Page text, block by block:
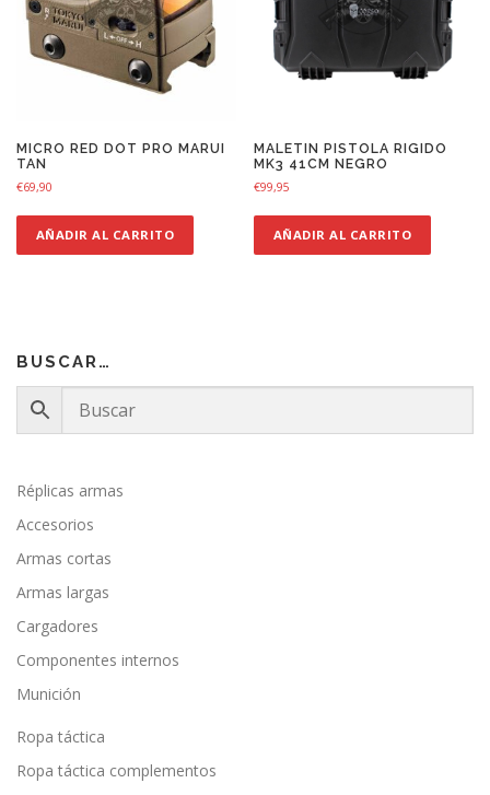
MICRO RED DOT PRO MARUI
TAN
€69,90
AÑADIR AL CARRITO
MALETIN PISTOLA RIGIDO
MK3 41CM NEGRO
€99,95
AÑADIR AL CARRITO
BUSCAR…
Réplicas armas
Accesorios
Armas cortas
Armas largas
Cargadores
Componentes internos
Munición
Ropa táctica
Ropa táctica complementos